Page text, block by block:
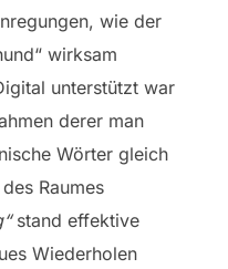
wie der
wirksam
unterstützt war
derer man
Wörter gleich
Raumes
stand effektive
Wiederholen